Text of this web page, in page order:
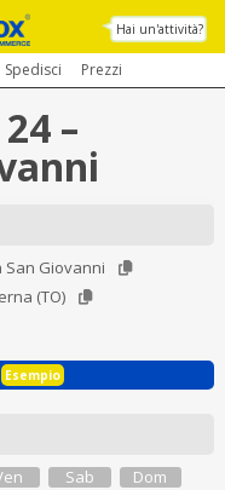
Hai un'attività?
Spedisci Prezzi
–
San Giovanni
(TO)
Esempio
Sab
Dom